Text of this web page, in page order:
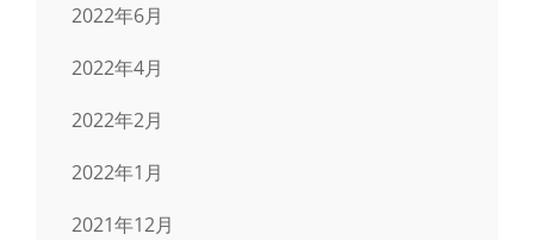
2022年6月
2022年4月
2022年2月
2022年1月
2021年12月